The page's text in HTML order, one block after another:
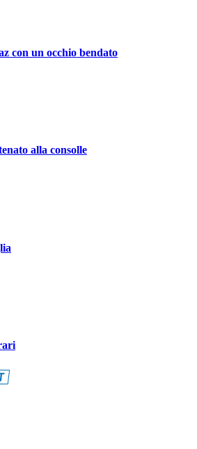
con un occhio bendato
alla consolle